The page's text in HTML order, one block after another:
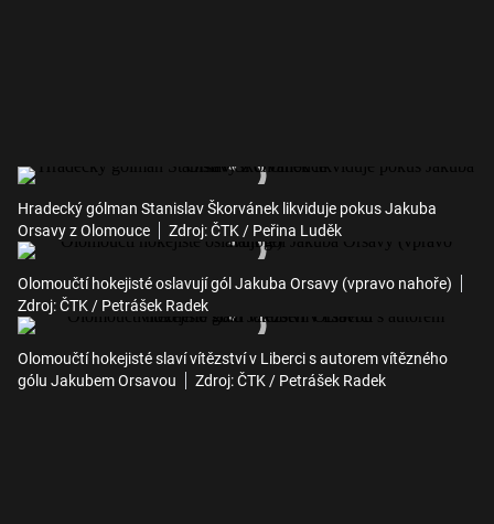
Hradecký gólman Stanislav Škorvánek likviduje pokus Jakuba
Orsavy z Olomouce
Zdroj: ČTK / Peřina Luděk
Olomoučtí hokejisté oslavují gól Jakuba Orsavy (vpravo nahoře)
Zdroj: ČTK / Petrášek Radek
Olomoučtí hokejisté slaví vítězství v Liberci s autorem vítězného
gólu Jakubem Orsavou
Zdroj: ČTK / Petrášek Radek